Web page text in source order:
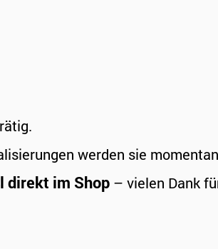
werden sie
direkt im Shop – vielen Dank